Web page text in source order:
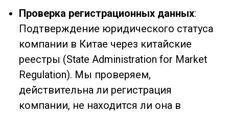
Мы собираем информацию о реальном
опыте других покупателей, работавших с
этим поставщиком в Китае. Проверка
наличия жалоб в ассоциациях и
торговых палатах Китая. Если компания
нарушала договоренности, это может
быть зафиксировано в отраслевых базах
данных.